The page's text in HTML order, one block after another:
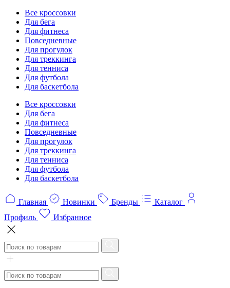
Все кроссовки
Для бега
Для фитнеса
Повседневные
Для прогулок
Для треккинга
Для тенниса
Для футбола
Для баскетбола
Все кроссовки
Для бега
Для фитнеса
Повседневные
Для прогулок
Для треккинга
Для тенниса
Для футбола
Для баскетбола
Главная Новинки Бренды
Каталог
Профиль
Избранное